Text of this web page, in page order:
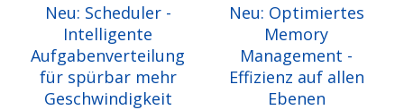
Neu: Scheduler -
Intelligente
Aufgabenverteilung
für spürbar mehr
Geschwindigkeit
Neu: Optimiertes
Memory
Management -
Effizienz auf allen
Ebenen